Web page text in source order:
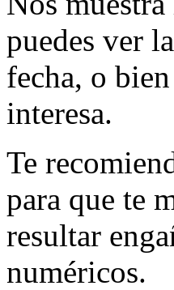
puedes ver
fecha, o
interesa.
Te
para que te
resultar
numéricos.